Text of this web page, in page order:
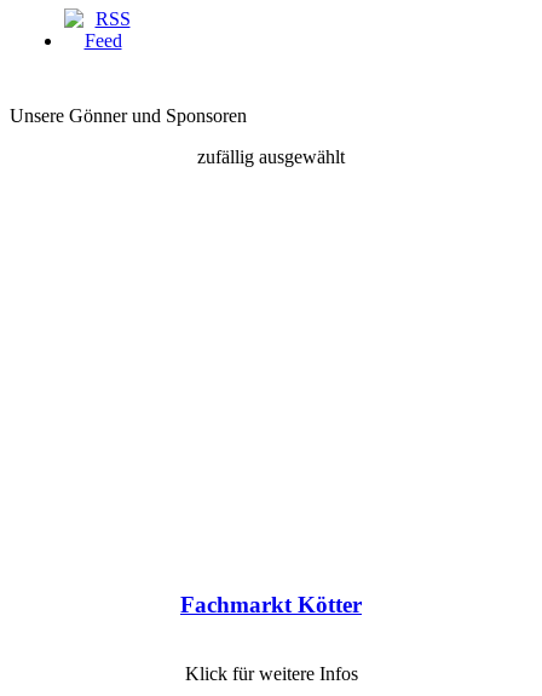
Unsere Gönner und Sponsoren
zufällig ausgewählt
Fachmarkt Kötter
Klick für weitere Infos